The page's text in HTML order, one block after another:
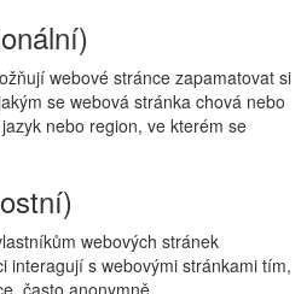
webové stránce zapamatovat si
se webová stránka chová nebo
nebo region, ve kterém se
webových stránek
interagují s webovými stránkami tím,